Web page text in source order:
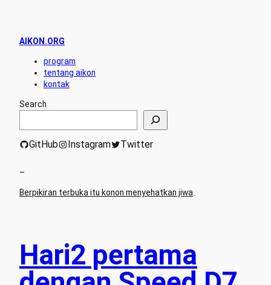
AIKON.ORG
program
tentang aikon
kontak
Search
GitHub Instagram Twitter
–
Berpikiran terbuka itu konon menyehatkan jiwa
Hari2 pertama